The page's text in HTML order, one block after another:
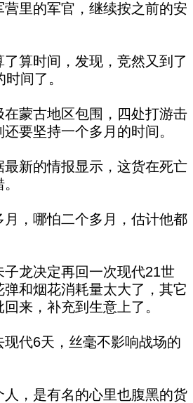
里的军官，继续按之前的安
间，发现，竞然又到了
间了。
地区包围，四处打游击
要坚持一个多月的时间。
情报显示，这货在死亡
怕二个多月，估计他都
定再回一次现代21世
和烟花消耗量太大了，其它
来，补充到生意上了。
天，丝毫不影响战场的
有名的心里也腹黑的货